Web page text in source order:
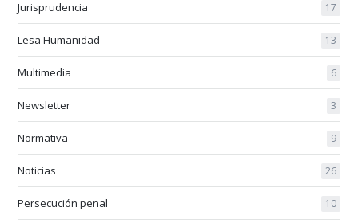
Jurisprudencia 17
Lesa Humanidad 13
Multimedia 6
Newsletter 3
Normativa 9
Noticias 26
Persecución penal 10